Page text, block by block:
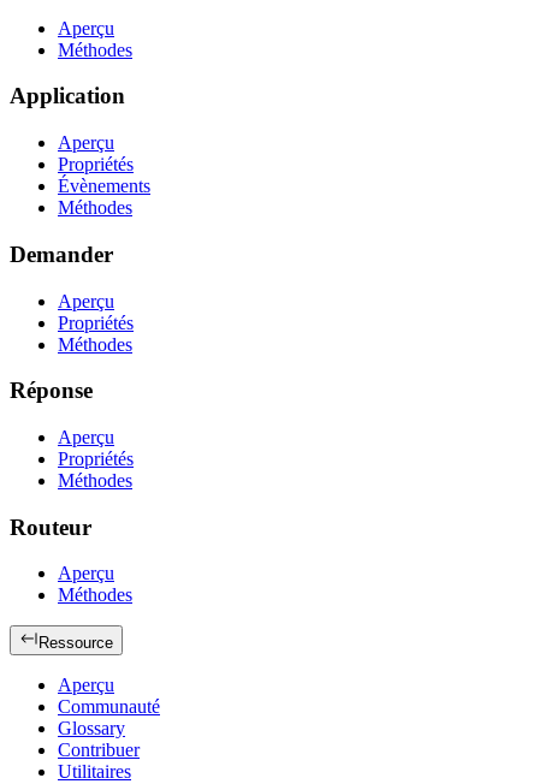
Aperçu
Méthodes
Application
Aperçu
Propriétés
Évènements
Méthodes
Demander
Aperçu
Propriétés
Méthodes
Réponse
Aperçu
Propriétés
Méthodes
Routeur
Aperçu
Méthodes
Ressource
Aperçu
Communauté
Glossary
Contribuer
Utilitaires